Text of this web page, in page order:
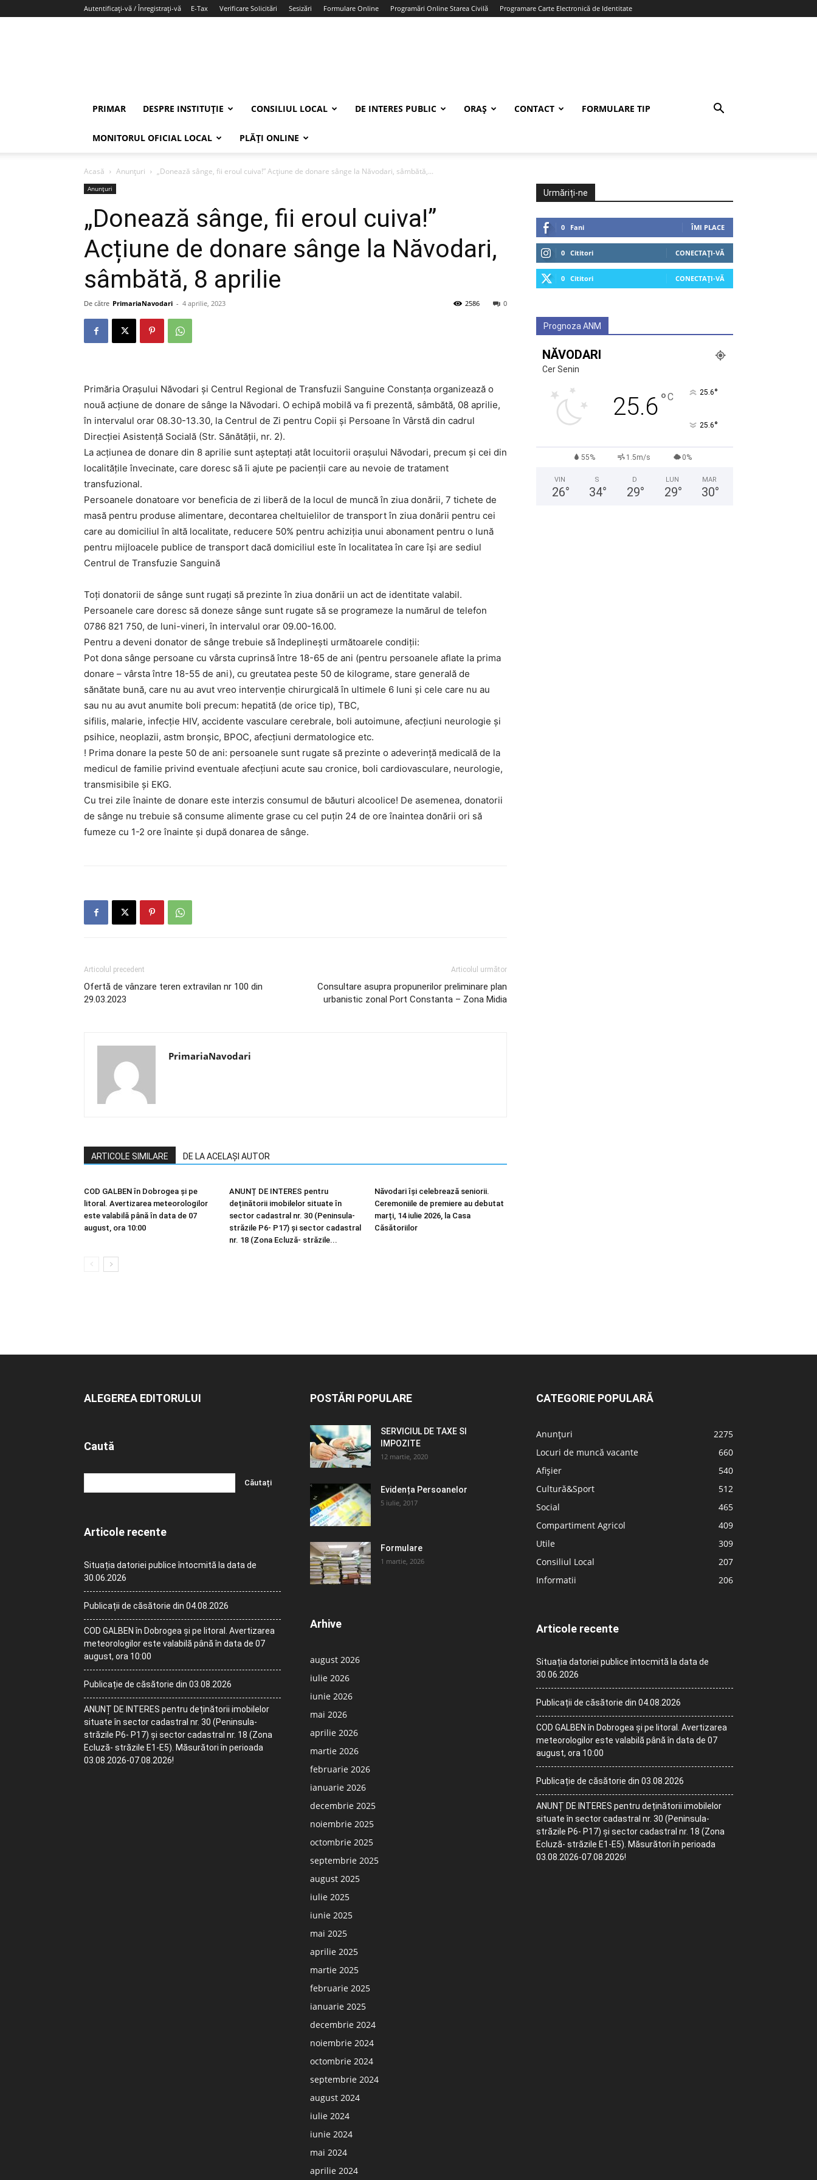
Autentificați-vă / Înregistrați-vă E-Tax Verificare Solicitări Sesizări Formulare Online Programări Online Starea Civilă Programare Carte Electronică de Identitate
PRIMAR DESPRE INSTITUȚIE CONSILIUL LOCAL DE INTERES PUBLIC ORAȘ CONTACT FORMULARE TIP
MONITORUL OFICIAL LOCAL PLĂȚI ONLINE
Acasă Anunțuri „Donează sânge, fii eroul cuiva!” Acțiune de donare sânge la Năvodari, sâmbătă,...
Anunțuri
„Donează sânge, fii eroul cuiva!”
Acțiune de donare sânge la Năvodari,
sâmbătă, 8 aprilie
De către PrimariaNavodari - 4 aprilie, 2023 0
2586
Primăria Orașului Năvodari și Centrul Regional de Transfuzii Sanguine Constanța organizează o
nouă acțiune de donare de sânge la Năvodari. O echipă mobilă va fi prezentă, sâmbătă, 08 aprilie,
în intervalul orar 08.30-13.30, la Centrul de Zi pentru Copii și Persoane în Vârstă din cadrul
Direcției Asistență Socială (Str. Sănătății, nr. 2).
La acțiunea de donare din 8 aprilie sunt așteptați atât locuitorii orașului Năvodari, precum și cei din
localitățile învecinate, care doresc să îi ajute pe pacienții care au nevoie de tratament
transfuzional.
Persoanele donatoare vor beneficia de zi liberă de la locul de muncă în ziua donării, 7 tichete de
masă pentru produse alimentare, decontarea cheltuielilor de transport în ziua donării pentru cei
care au domiciliul în altă localitate, reducere 50% pentru achiziția unui abonament pentru o lună
pentru mijloacele publice de transport dacă domiciliul este în localitatea în care își are sediul
Centrul de Transfuzie Sanguină
Toți donatorii de sânge sunt rugați să prezinte în ziua donării un act de identitate valabil.
Persoanele care doresc să doneze sânge sunt rugate să se programeze la numărul de telefon
0786 821 750, de luni-vineri, în intervalul orar 09.00-16.00.
Pentru a deveni donator de sânge trebuie să îndeplinești următoarele condiții:
Pot dona sânge persoane cu vârsta cuprinsă între 18-65 de ani (pentru persoanele aflate la prima
donare – vârsta între 18-55 de ani), cu greutatea peste 50 de kilograme, stare generală de
sănătate bună, care nu au avut vreo intervenție chirurgicală în ultimele 6 luni și cele care nu au
sau nu au avut anumite boli precum: hepatită (de orice tip), TBC,
sifilis, malarie, infecție HIV, accidente vasculare cerebrale, boli autoimune, afecțiuni neurologie și
psihice, neoplazii, astm bronșic, BPOC, afecțiuni dermatologice etc.
! Prima donare la peste 50 de ani: persoanele sunt rugate să prezinte o adeverință medicală de la
medicul de familie privind eventuale afecțiuni acute sau cronice, boli cardiovasculare, neurologie,
transmisibile și EKG.
Cu trei zile înainte de donare este interzis consumul de băuturi alcoolice! De asemenea, donatorii
de sânge nu trebuie să consume alimente grase cu cel puțin 24 de ore înaintea donării ori să
fumeze cu 1-2 ore înainte și după donarea de sânge.
Articolul precedent
Ofertă de vânzare teren extravilan nr 100 din
29.03.2023
Articolul următor
Consultare asupra propunerilor preliminare plan
urbanistic zonal Port Constanta – Zona Midia
PrimariaNavodari
ARTICOLE SIMILARE DE LA ACELAȘI AUTOR
COD GALBEN în Dobrogea și pe
litoral. Avertizarea meteorologilor
este valabilă până în data de 07
august, ora 10:00
ANUNȚ DE INTERES pentru
deținătorii imobilelor situate în
sector cadastral nr. 30 (Peninsula-
străzile P6- P17) și sector cadastral
nr. 18 (Zona Ecluză- străzile...
Năvodari își celebrează seniorii.
Ceremoniile de premiere au debutat
marți, 14 iulie 2026, la Casa
Căsătoriilor
Urmăriți-ne
0 Fani ÎMI PLACE
0 Cititori CONECTAȚI-VĂ
0 Cititori CONECTAȚI-VĂ
Prognoza ANM
NĂVODARI
Cer Senin
25.6°C 25.6°
25.6°
55% 1.5m/s 0%
VIN
26°
S
34°
D
29°
LUN
29°
MAR
30°
ALEGEREA EDITORULUI
Caută
Articole recente
Situația datoriei publice întocmită la data de
30.06.2026
Publicații de căsătorie din 04.08.2026
COD GALBEN în Dobrogea și pe litoral. Avertizarea
meteorologilor este valabilă până în data de 07
august, ora 10:00
Publicație de căsătorie din 03.08.2026
ANUNȚ DE INTERES pentru deținătorii imobilelor
situate în sector cadastral nr. 30 (Peninsula-
străzile P6- P17) și sector cadastral nr. 18 (Zona
Ecluză- străzile E1-E5). Măsurători în perioada
03.08.2026-07.08.2026!
POSTĂRI POPULARE
SERVICIUL DE TAXE SI
IMPOZITE
12 martie, 2020
Evidența Persoanelor
5 iulie, 2017
Formulare
1 martie, 2026
Arhive
august 2026
iulie 2026
iunie 2026
mai 2026
aprilie 2026
martie 2026
februarie 2026
ianuarie 2026
decembrie 2025
noiembrie 2025
octombrie 2025
septembrie 2025
august 2025
iulie 2025
iunie 2025
mai 2025
aprilie 2025
martie 2025
februarie 2025
ianuarie 2025
decembrie 2024
noiembrie 2024
octombrie 2024
septembrie 2024
august 2024
iulie 2024
iunie 2024
mai 2024
aprilie 2024
CATEGORIE POPULARĂ
Anunțuri
2275
Locuri de muncă vacante
660
Afișier
540
Cultură&Sport
512
Social
465
Compartiment Agricol
409
Utile
309
Consiliul Local
207
Informatii
206
Articole recente
Situația datoriei publice întocmită la data de
30.06.2026
Publicații de căsătorie din 04.08.2026
COD GALBEN în Dobrogea și pe litoral. Avertizarea
meteorologilor este valabilă până în data de 07
august, ora 10:00
Publicație de căsătorie din 03.08.2026
ANUNȚ DE INTERES pentru deținătorii imobilelor
situate în sector cadastral nr. 30 (Peninsula-
străzile P6- P17) și sector cadastral nr. 18 (Zona
Ecluză- străzile E1-E5). Măsurători în perioada
03.08.2026-07.08.2026!